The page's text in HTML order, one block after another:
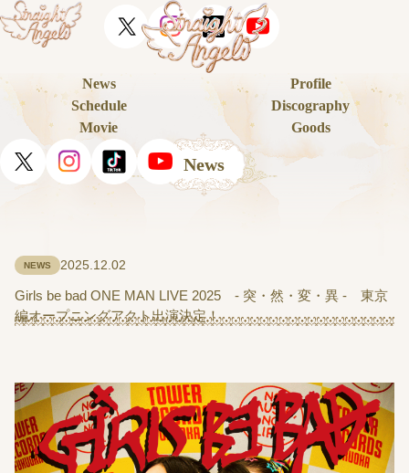
News
Profile
Schedule
Discography
Movie
Goods
News
2025.12.02
NEWS
Girls be bad ONE MAN LIVE 2025 - 突・然・変・異 - 東京
編オープニングアクト出演決定！